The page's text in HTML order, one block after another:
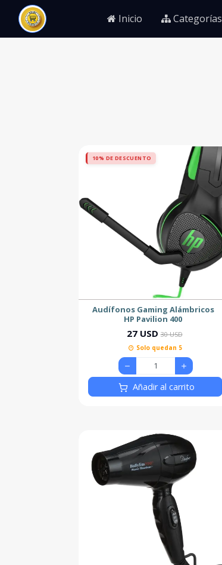
Inicio Categorías
10% DE DESCUENTO
Audífonos Gaming Alámbricos
HP Pavilion 400
27 USD 30 USD
Solo quedan 5
Añadir al carrito